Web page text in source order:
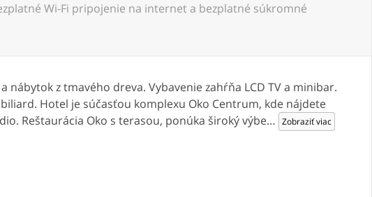
Wi-Fi pripojenie na internet a bezplatné súkromné
z tmavého dreva. Vybavenie zahŕňa LCD TV a minibar.
Hotel je súčasťou komplexu Oko Centrum, kde nájdete
Reštaurácia Oko s terasou, ponúka široký výbe… Zobraziť viac